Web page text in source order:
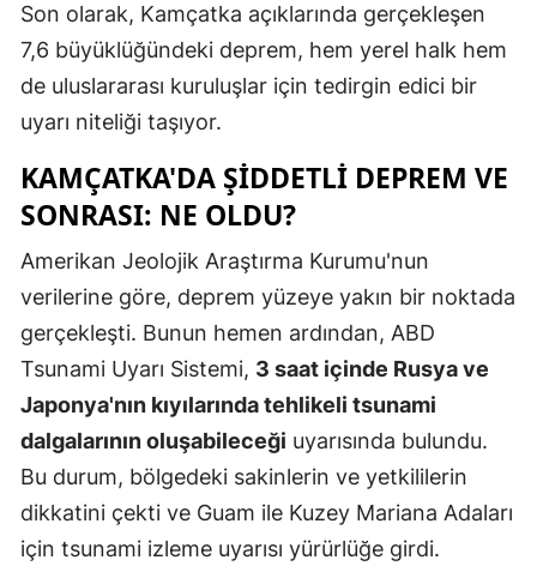
Son olarak, Kamçatka açıklarında gerçekleşen
7,6 büyüklüğündeki deprem, hem yerel halk hem
de uluslararası kuruluşlar için tedirgin edici bir
uyarı niteliği taşıyor.
KAMÇATKA'DA ŞIDDETLI DEPREM VE
SONRASI: NE OLDU?
Amerikan Jeolojik Araştırma Kurumu'nun
verilerine göre, deprem yüzeye yakın bir noktada
gerçekleşti. Bunun hemen ardından, ABD
Tsunami Uyarı Sistemi, 3 saat içinde Rusya ve
Japonya'nın kıyılarında tehlikeli tsunami
dalgalarının oluşabileceği uyarısında bulundu.
Bu durum, bölgedeki sakinlerin ve yetkililerin
dikkatini çekti ve Guam ile Kuzey Mariana Adaları
için tsunami izleme uyarısı yürürlüğe girdi.